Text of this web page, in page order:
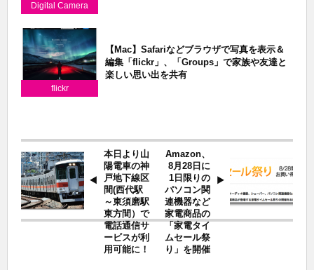
Digital Camera
flickr
【Mac】Safariなどブラウザで写真を表示＆
編集「flickr」、「Groups」で家族や友達と
楽しい思い出を共有
本日より山
陽電車の神
戸地下線区
間(西代駅
～東須磨駅
東方間）で
電話通信サ
ービスが利
用可能に！
Amazon、
8月28日に
1日限りの
パソコン関
連機器など
家電商品の
「家電タイ
ムセール祭
り」を開催